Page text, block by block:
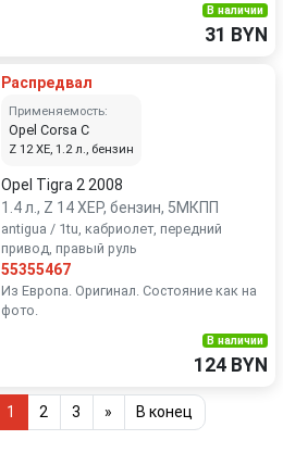
В наличии
31 BYN
Распредвал
Применяемость:
Opel Corsa C
Z 12 XE, 1.2 л., бензин
Opel Tigra 2 2008
1.4 л., Z 14 XEP, бензин, 5МКПП
antigua / 1tu, кабриолет, передний
привод, правый руль
55355467
Из Европа. Оригинал. Состояние как на
фото.
В наличии
124 BYN
1 2 3 » В конец